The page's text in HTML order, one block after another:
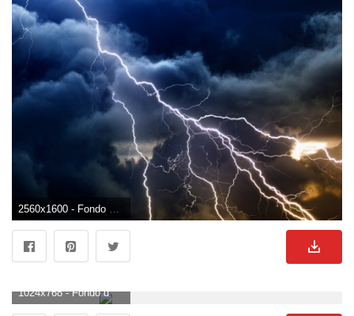
2560x1600 - Fondo de pantalla de 2560x1600. Wallpaper para escritorio de truenos.
1024x768 - Fondo de pantalla de 1024x768. Wallpaper de truenos.